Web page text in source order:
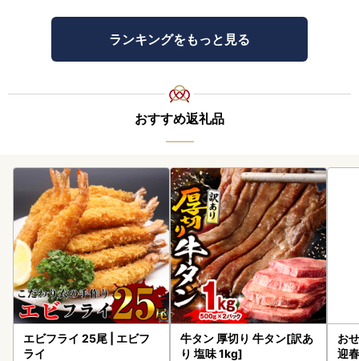
ランキングをもっと見る
おすすめ返礼品
エビフライ 25尾 | エビフ
ライ
牛タン 厚切り 牛タン[訳あ
り 塩味 1kg]
お
迎